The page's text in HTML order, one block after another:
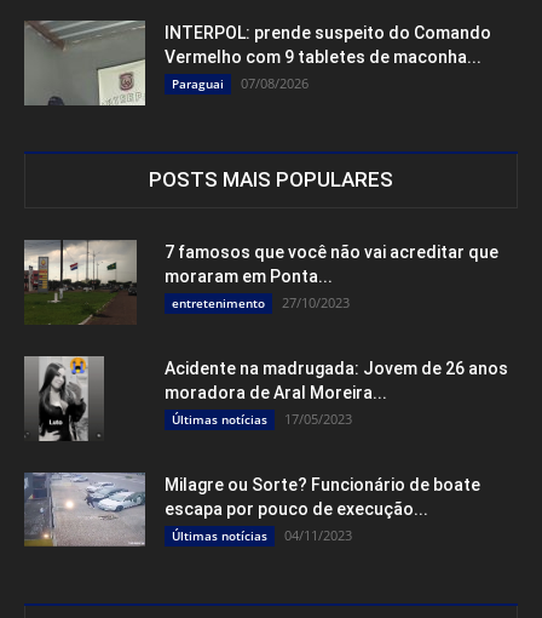
INTERPOL: prende suspeito do Comando
Vermelho com 9 tabletes de maconha...
Paraguai 07/08/2026
POSTS MAIS POPULARES
7 famosos que você não vai acreditar que
moraram em Ponta...
entretenimento 27/10/2023
Acidente na madrugada: Jovem de 26 anos
moradora de Aral Moreira...
Últimas notícias 17/05/2023
Milagre ou Sorte? Funcionário de boate
escapa por pouco de execução...
Últimas notícias 04/11/2023